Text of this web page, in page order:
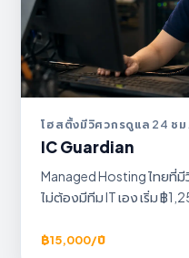
โฮสติ้งมีวิศวกรดูแล 24 ชม.
IC Guardian
Managed Hosting ไทยที่มี
ไม่ต้องมีทีม IT เอง เริ่ม ฿
฿15,000/ปี